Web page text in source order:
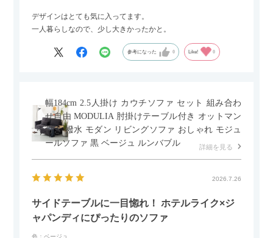
デザインはとても気に入ってます。
一人暮らしなので、少し大きかったかと。
参考になった 0 Like! 0
幅184cm 2.5人掛け カウチソファ セット 組み合わ
せ自由 MODULIA 肘掛けテーブル付き オットマン
付き 撥水 モダン リビングソファ おしゃれ モジュ
ールソファ 黒 ベージュ ルンバブル
詳細を見る
2026.7.26
サイドテーブルに一目惚れ！ ホテルライク×ジ
ャパンディにぴったりのソファ
色：ベージュ